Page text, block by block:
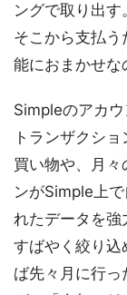
ングで取り出す
そこから支払
能におまかせな
Simpleのアカ
トランザクシ
買い物や、月々
ンがSimple上
れたデータを強
すばやく絞り込
ば先々月に行